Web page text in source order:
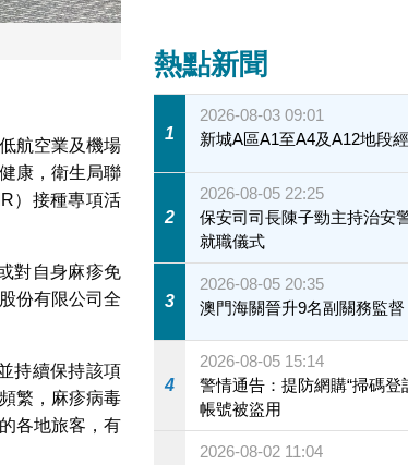
航空業及機場
康，衛生局聯
）接種專項活
對自身麻疹免
份有限公司全
持續保持該項
繁，麻疹病毒
各地旅客，有
熱點新聞
1
2026-08-03 09:01
新城A區A1至A4及A12地段
2
2026-08-05 22:25
保安司司長陳子勁主持治安
就職儀式
3
2026-08-05 20:35
澳門海關晉升9名副關務監督
4
2026-08-05 15:14
警情通告：提防網購“掃碼登
帳號被盜用
2026-08-02 11:04